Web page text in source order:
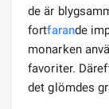
de är
fortfarande
monarken
favoriter.
det glömdes